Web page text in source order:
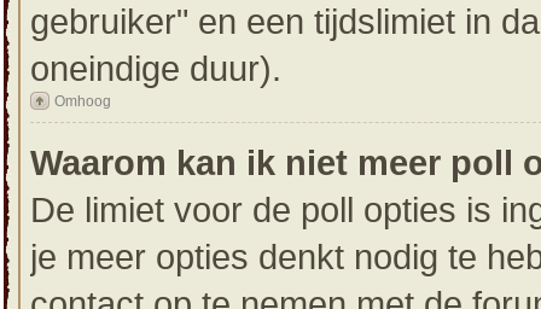
gebruiker" en een tijdslimiet in
oneindige duur).
Omhoog
Waarom kan ik niet meer poll
De limiet voor de poll opties is
je meer opties denkt nodig te